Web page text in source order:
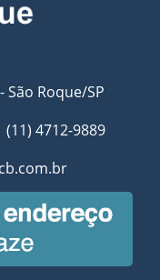
São Roque/SP
(11) 4712-9889